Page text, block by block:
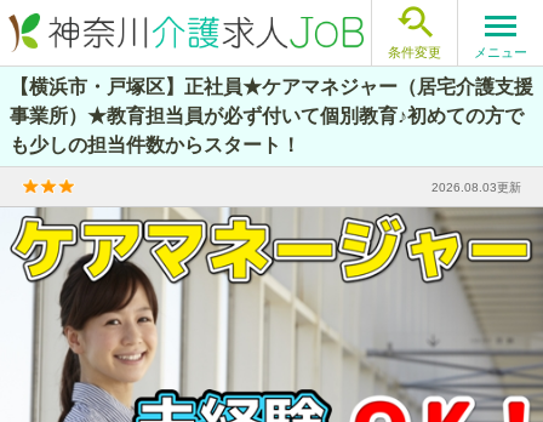

条件変更 メニュー
【横浜市・戸塚区】正社員★ケアマネジャー（居宅介護支援
事業所）★教育担当員が必ず付いて個別教育♪初めての方で
も少しの担当件数からスタート！
2026.08.03更新